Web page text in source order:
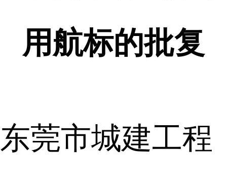
用航标的批复
东莞市城建工程